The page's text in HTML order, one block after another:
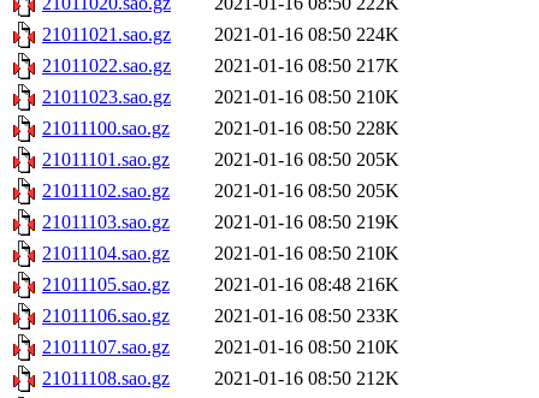
21011021.sao.gz
2021-01-16 08:50 224K
21011022.sao.gz
2021-01-16 08:50 217K
21011023.sao.gz
2021-01-16 08:50 210K
21011100.sao.gz
2021-01-16 08:50 228K
21011101.sao.gz
2021-01-16 08:50 205K
21011102.sao.gz
2021-01-16 08:50 205K
21011103.sao.gz
2021-01-16 08:50 219K
21011104.sao.gz
2021-01-16 08:50 210K
21011105.sao.gz
2021-01-16 08:48 216K
21011106.sao.gz
2021-01-16 08:50 233K
21011107.sao.gz
2021-01-16 08:50 210K
21011108.sao.gz
2021-01-16 08:50 212K